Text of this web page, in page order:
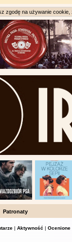
zgodę na używanie
Patronaty
| Aktywność | Ocenione